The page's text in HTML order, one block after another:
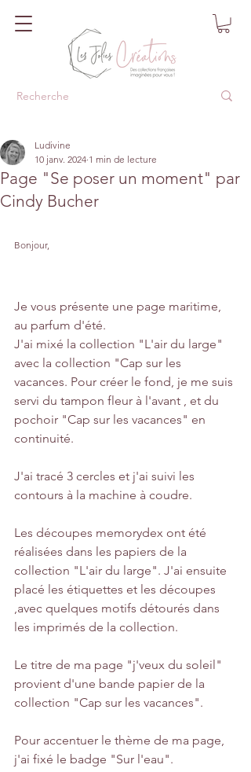
Page "Se poser un moment" par
Cindy Bucher
Ludivine
10 janv. 2024 1 min de lecture
Bonjour,
Je vous présente une page maritime,
au parfum d'été.
J'ai mixé la collection "L'air du large"
avec la collection "Cap sur les
vacances. Pour créer le fond, je me suis
servi du tampon fleur à l'avant , et du
pochoir "Cap sur les vacances" en
continuité.
J'ai tracé 3 cercles et j'ai suivi les
contours à la machine à coudre.
Les découpes memorydex ont été
réalisées dans les papiers de la
collection "L'air du large". J'ai ensuite
placé les étiquettes et les découpes
,avec quelques motifs détourés dans
les imprimés de la collection.
Le titre de ma page "j'veux du soleil"
provient d'une bande papier de la
collection "Cap sur les vacances".
Pour accentuer le thème de ma page,
j'ai fixé le badge "Sur l'eau".